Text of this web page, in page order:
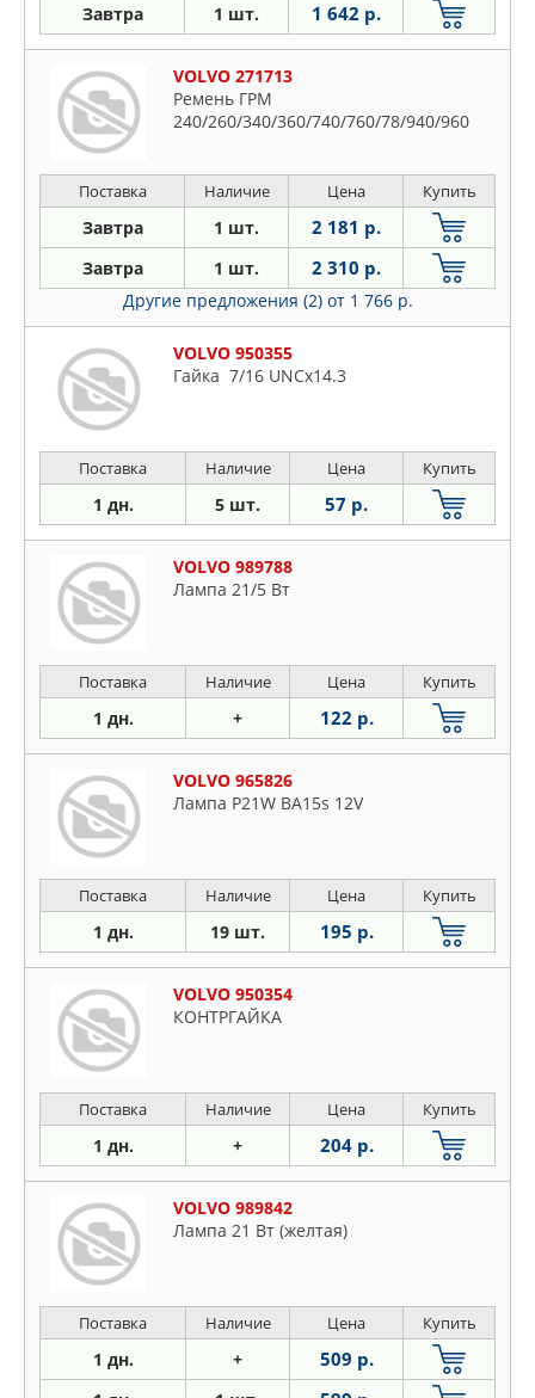
Завтра 1 шт. 1 642 р.
VOLVO 271713
Ремень ГРМ
240/260/340/360/740/760/78/940/960
Поставка Наличие Цена Купить
Завтра 1 шт. 2 181 р.
Завтра 1 шт. 2 310 р.
Другие предложения (2) от 1 766 р.
VOLVO 950355
Гайка 7/16 UNCх14.3
Поставка Наличие Цена Купить
1 дн. 5 шт. 57 р.
VOLVO 989788
Лампа 21/5 Вт
Поставка Наличие Цена Купить
1 дн. + 122 р.
VOLVO 965826
Лампа P21W BA15s 12V
Поставка Наличие Цена Купить
1 дн. 19 шт. 195 р.
VOLVO 950354
КОНТРГАЙКА
Поставка Наличие Цена Купить
1 дн. + 204 р.
VOLVO 989842
Лампа 21 Вт (желтая)
Поставка Наличие Цена Купить
1 дн. + 509 р.